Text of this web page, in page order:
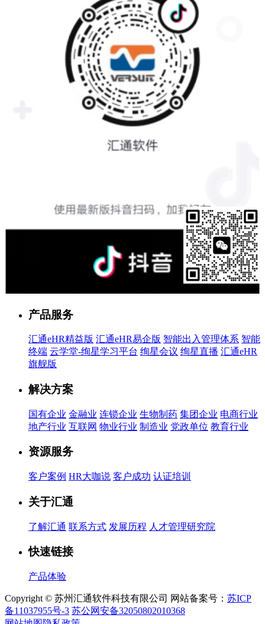
产品服务
汇通eHR精益版 汇通eHR易企版 智能出入管理体系 智能
终端 云学堂-绚星学习平台 绚星会议 绚星直播 汇通eHR
旗舰版
解决方案
国有企业 金融业 连锁企业 生物制药 集团企业 电商行业
地产行业 互联网 物业行业 制造业 党政单位 教育行业
资源服务
客户案例 HR大咖说 客户成功 认证培训
关于汇通
了解汇通 联系方式 发展历程 人才管理研究院
快速链接
产品体验
Copyright © 苏州汇通软件科技有限公司 网站备案号： 苏ICP
备11037955号-3 苏公网安备32050802010368